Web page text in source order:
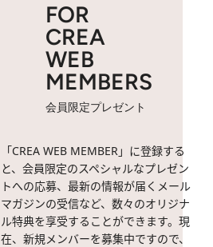
FOR
CREA
WEB
MEMBERS
会員限定プレゼント
「CREA WEB MEMBER」に登録する
と、会員限定のスペシャルなプレゼン
トへの応募、最新の情報が届くメール
マガジンの受信など、数々のオリジナ
ル特典を享受することができます。現
在、新規メンバーを募集中ですので、